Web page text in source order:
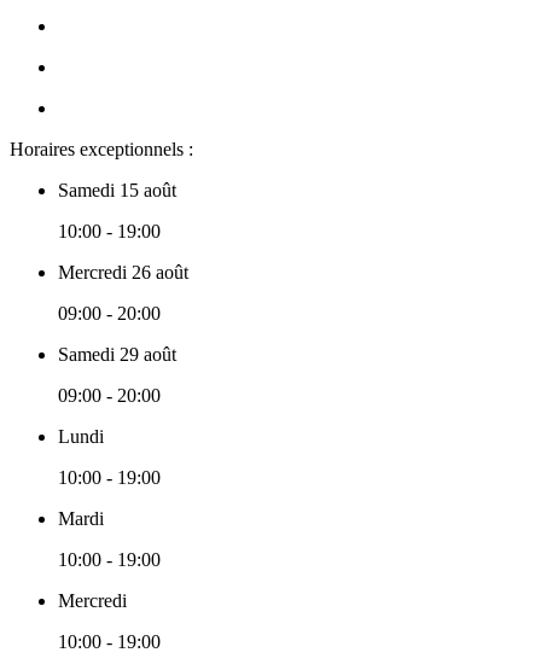
Horaires exceptionnels :
Samedi 15 août
10:00 - 19:00
Mercredi 26 août
09:00 - 20:00
Samedi 29 août
09:00 - 20:00
Lundi
10:00 - 19:00
Mardi
10:00 - 19:00
Mercredi
10:00 - 19:00